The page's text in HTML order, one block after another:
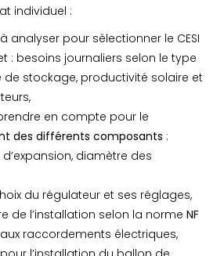
individuel :
analyser pour sélectionner le CESI
: besoins journaliers selon le type
de stockage, productivité solaire et
en compte pour le
des différents composants :
diamètre des
du régulateur et ses réglages,
de l’installation selon la norme NF
raccordements électriques,